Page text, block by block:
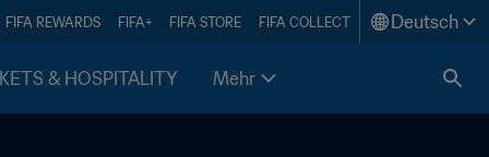
FIFA REWARDS FIFA+ FIFA STORE FIFA COLLECT Deutsch
& HOSPITALITY Mehr